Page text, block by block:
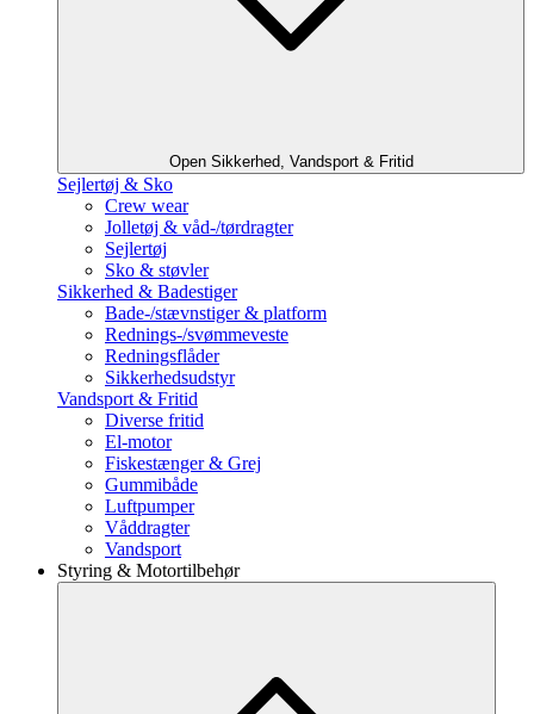
Open Sikkerhed, Vandsport & Fritid
Sejlertøj & Sko
Crew wear
Jolletøj & våd-/tørdragter
Sejlertøj
Sko & støvler
Sikkerhed & Badestiger
Bade-/stævnstiger & platform
Rednings-/svømmeveste
Redningsflåder
Sikkerhedsudstyr
Vandsport & Fritid
Diverse fritid
El-motor
Fiskestænger & Grej
Gummibåde
Luftpumper
Våddragter
Vandsport
Styring & Motortilbehør